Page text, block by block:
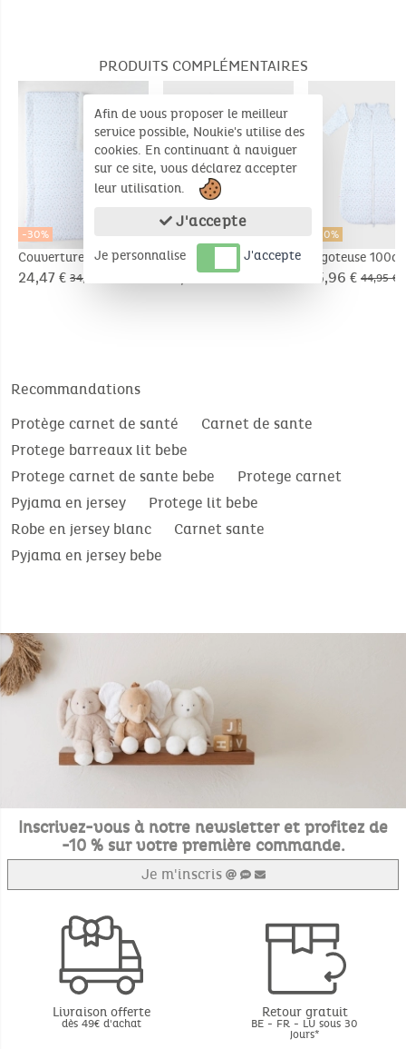
PRODUITS COMPLÉMENTAIRES
-30%
Couverture 75 x 100
cm, jersey
24,47 € 34,95 €
Nid d'ange en jersey
et Sherpa
34,97 €
-20%
Gigoteuse
Jersey
35,96 € 44,95 €
Recommandations
Protège carnet de santé
Carnet de sante
Protege barreaux lit bebe
Protege carnet de sante bebe
Protege carnet
Pyjama en jersey
Protege lit bebe
Robe en jersey blanc
Carnet sante
Pyjama en jersey bebe
Inscrivez-vous à notre newsletter et profitez de
-10 % sur votre première commande.
Je m'inscris
Livraison offerte
dès 49€ d'achat
Retour gratuit
BE - FR - LU sous 30
jours*
Afin de vous proposer le meilleur
service possible, Noukie's utilise des
cookies. En continuant à naviguer
sur ce site, vous déclarez accepter
leur utilisation.
J'accepte
Je personnalise J'accepte